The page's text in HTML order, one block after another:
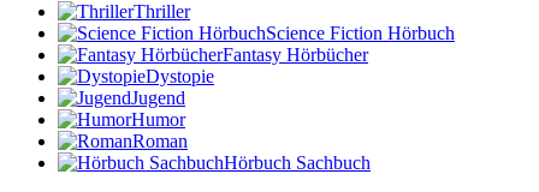
Thriller
Science Fiction Hörbuch
Fantasy Hörbücher
Dystopie
Jugend
Humor
Roman
Hörbuch Sachbuch